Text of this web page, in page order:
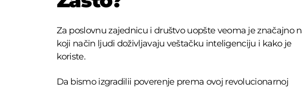
Za poslovnu zajednicu i društvo uopšte veoma je značajno
koji način ljudi doživljavaju veštačku inteligenciju i kako je
koriste.
Da bismo izgradilii poverenje prema ovoj revolucionarnoj